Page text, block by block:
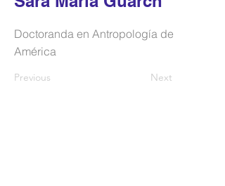
Doctoranda en Antropología de
América
Previous Next